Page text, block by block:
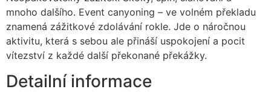
mnoho dalšího. Event canyoning – ve volném překladu
znamená zážitkové zdolávání rokle. Jde o náročnou
aktivitu, která s sebou ale přináší uspokojení a pocit
vítezství z každé další překonané překážky.
Detailní informace